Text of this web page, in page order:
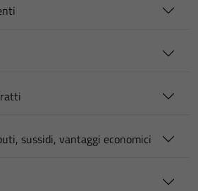
sussidi, vantaggi economici